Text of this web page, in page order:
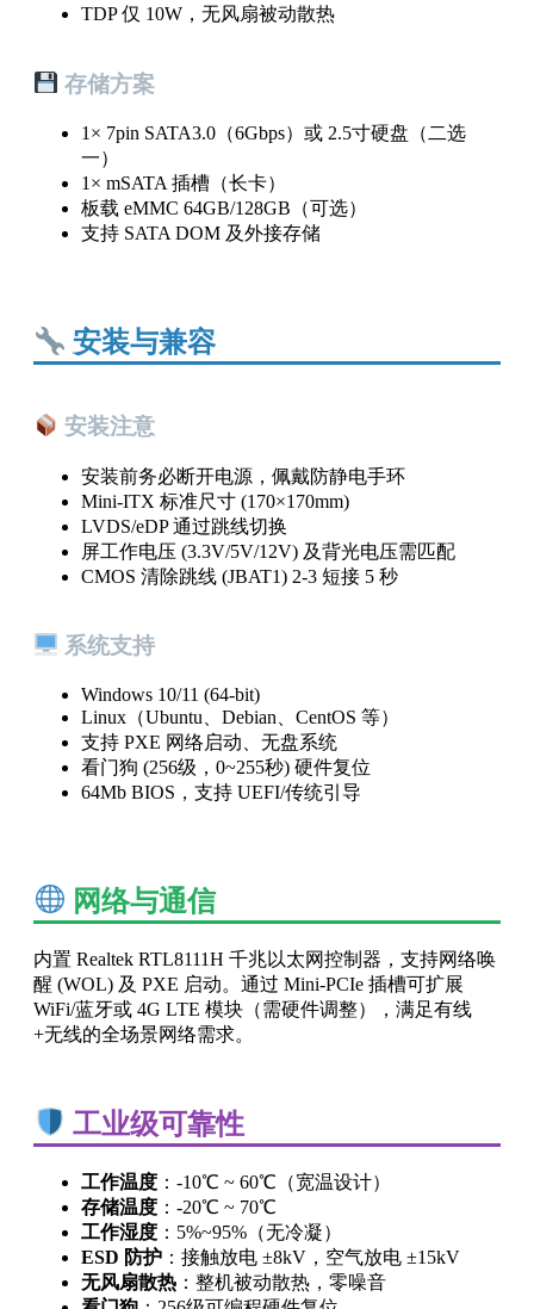
TDP 仅 10W，无风扇被动散热
存储方案
1× 7pin SATA3.0（6Gbps）或 2.5寸硬盘（二选
一）
1× mSATA 插槽（长卡）
板载 eMMC 64GB/128GB（可选）
支持 SATA DOM 及外接存储
安装与兼容
安装注意
安装前务必断开电源，佩戴防静电手环
Mini-ITX 标准尺寸 (170×170mm)
LVDS/eDP 通过跳线切换
屏工作电压 (3.3V/5V/12V) 及背光电压需匹配
CMOS 清除跳线 (JBAT1) 2-3 短接 5 秒
系统支持
Windows 10/11 (64-bit)
Linux（Ubuntu、Debian、CentOS 等）
支持 PXE 网络启动、无盘系统
看门狗 (256级，0~255秒) 硬件复位
64Mb BIOS，支持 UEFI/传统引导
网络与通信
内置 Realtek RTL8111H 千兆以太网控制器，支持网络唤
醒 (WOL) 及 PXE 启动。通过 Mini-PCIe 插槽可扩展
WiFi/蓝牙或 4G LTE 模块（需硬件调整），满足有线
+无线的全场景网络需求。
工业级可靠性
工作温度 ：-10℃ ~ 60℃（宽温设计）
存储温度 ：-20℃ ~ 70℃
工作湿度 ：5%~95%（无冷凝）
ESD 防护 ：接触放电 ±8kV，空气放电 ±15kV
无风扇散热 ：整机被动散热，零噪音